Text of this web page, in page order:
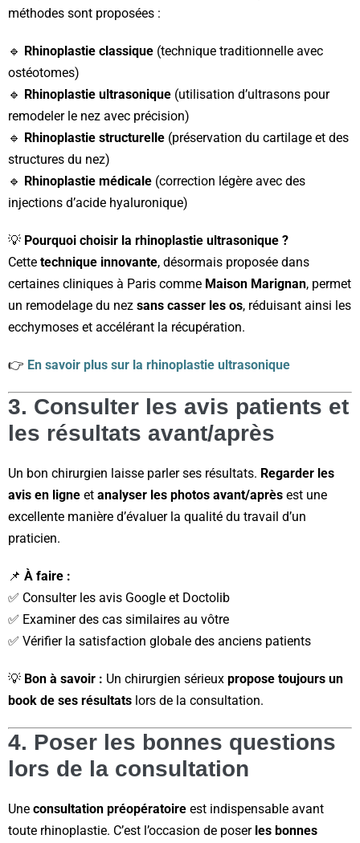
méthodes sont proposées :
🔹 Rhinoplastie classique (technique traditionnelle avec
ostéotomes)
🔹 Rhinoplastie ultrasonique (utilisation d’ultrasons pour
remodeler le nez avec précision)
🔹 Rhinoplastie structurelle (préservation du cartilage et des
structures du nez)
🔹 Rhinoplastie médicale (correction légère avec des
injections d’acide hyaluronique)
💡 Pourquoi choisir la rhinoplastie ultrasonique ?
Cette technique innovante, désormais proposée dans
certaines cliniques à Paris comme Maison Marignan, permet
un remodelage du nez sans casser les os, réduisant ainsi les
ecchymoses et accélérant la récupération.
👉 En savoir plus sur la rhinoplastie ultrasonique
3. Consulter les avis patients et
les résultats avant/après
Un bon chirurgien laisse parler ses résultats. Regarder les
avis en ligne et analyser les photos avant/après est une
excellente manière d’évaluer la qualité du travail d’un
praticien.
📌 À faire :
✅ Consulter les avis Google et Doctolib
✅ Examiner des cas similaires au vôtre
✅ Vérifier la satisfaction globale des anciens patients
💡 Bon à savoir : Un chirurgien sérieux propose toujours un
book de ses résultats lors de la consultation.
4. Poser les bonnes questions
lors de la consultation
Une consultation préopératoire est indispensable avant
toute rhinoplastie. C’est l’occasion de poser les bonnes